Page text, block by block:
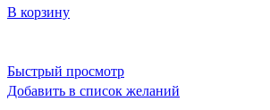
В корзину
Быстрый просмотр
Добавить в список желаний